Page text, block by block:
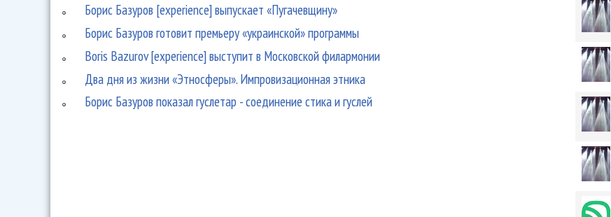
Борис Базуров [experience] выпускает «Пугачевщину»
Борис Базуров готовит премьеру «украинской» программы
Boris Bazurov [experience] выступит в Московской филармонии
Два дня из жизни «Этносферы». Импровизационная этника
Борис Базуров показал гуслетар - соединение стика и гуслей